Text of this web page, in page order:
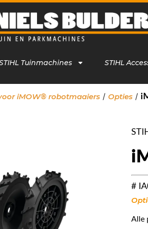
Tuinmachines STIHL
iMOW® robotmaaiers / Opties /
#
Alle